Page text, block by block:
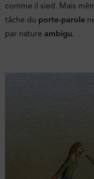
comme il sied. Mais
tâche du porte-parole
par nature ambigu.